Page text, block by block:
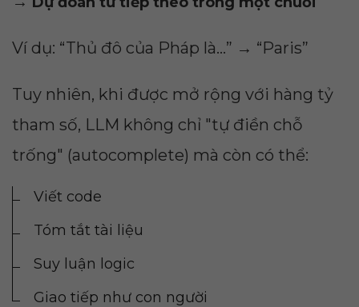
Ví dụ: “Thủ đô của Pháp là…” → “Paris”
Tuy nhiên, khi được mở rộng với hàng tỷ
tham số, LLM không chỉ "tự điền chỗ
trống" (autocomplete) mà còn có thể:
Viết code
Tóm tắt tài liệu
Suy luận logic
Giao tiếp như con người